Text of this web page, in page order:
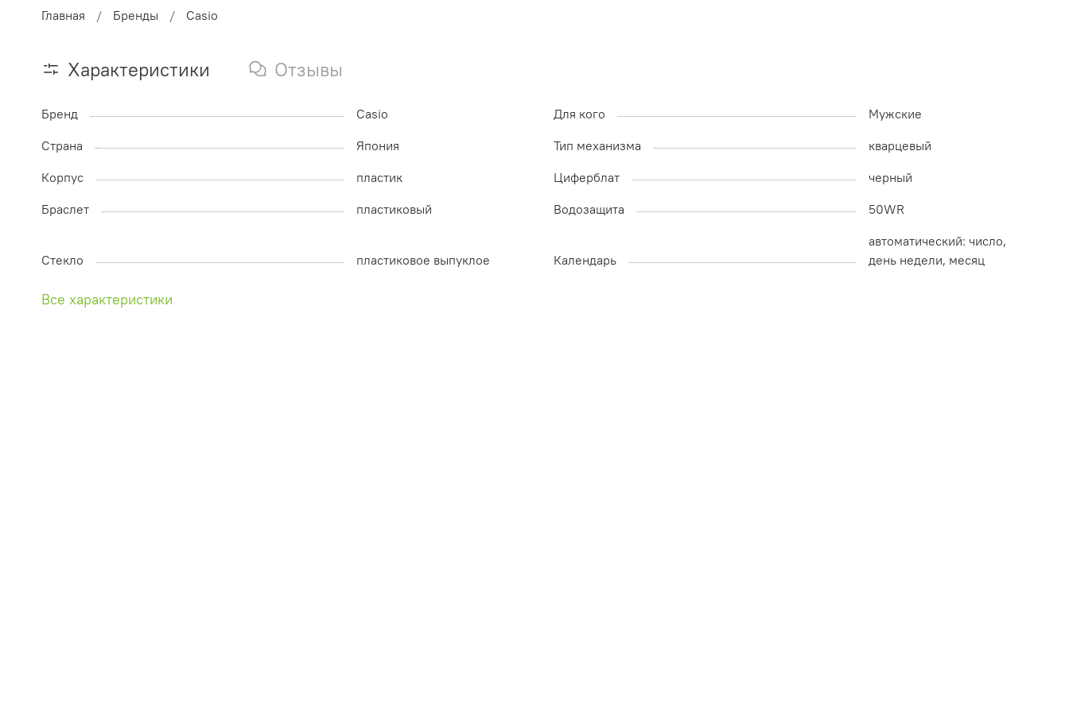
Главная Бренды Casio
Характеристики Отзывы
Бренд Casio Для кого
Мужские
Страна
Япония Тип механизма
кварцевый
Корпус
пластик Циферблат
черный
Браслет
пластиковый Водозащита 50WR
Стекло пластиковое выпуклое Календарь
автоматический: число,
день недели, месяц
Все характеристики